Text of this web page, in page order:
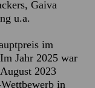
Gaiva
u.a.
im
Jahr 2025 war
2023
in